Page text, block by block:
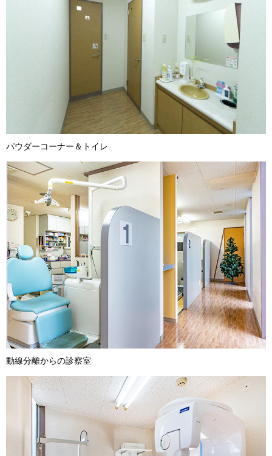
パウダーコーナー＆トイレ
動線分離からの診察室